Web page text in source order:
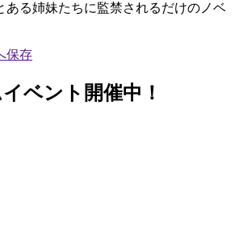
ある姉妹たちに監禁されるだけのノベ
ベント開催中！